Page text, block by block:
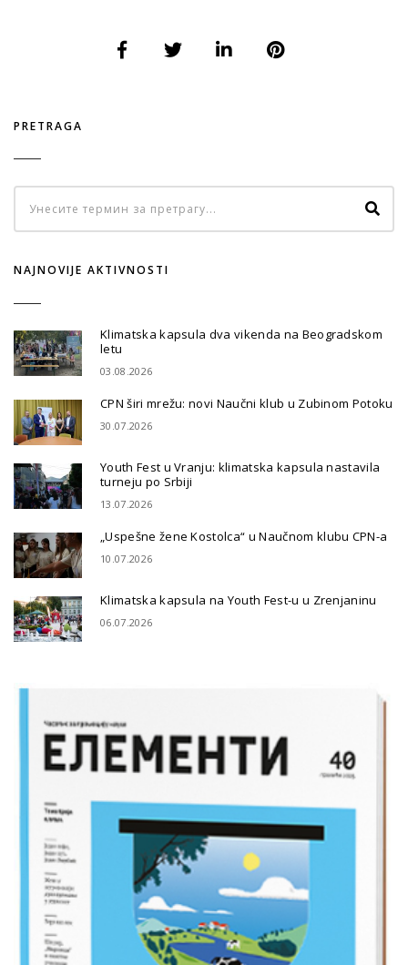
PRETRAGA
NAJNOVIJE AKTIVNOSTI
Klimatska kapsula dva vikenda na Beogradskom
letu
03.08.2026
CPN širi mrežu: novi Naučni klub u Zubinom Potoku
30.07.2026
Youth Fest u Vranju: klimatska kapsula nastavila
turneju po Srbiji
13.07.2026
„Uspešne žene Kostolca“ u Naučnom klubu CPN-a
10.07.2026
Klimatska kapsula na Youth Fest-u u Zrenjaninu
06.07.2026